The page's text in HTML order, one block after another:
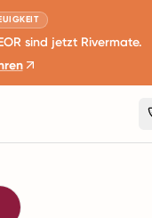
sind jetzt Rivermate.